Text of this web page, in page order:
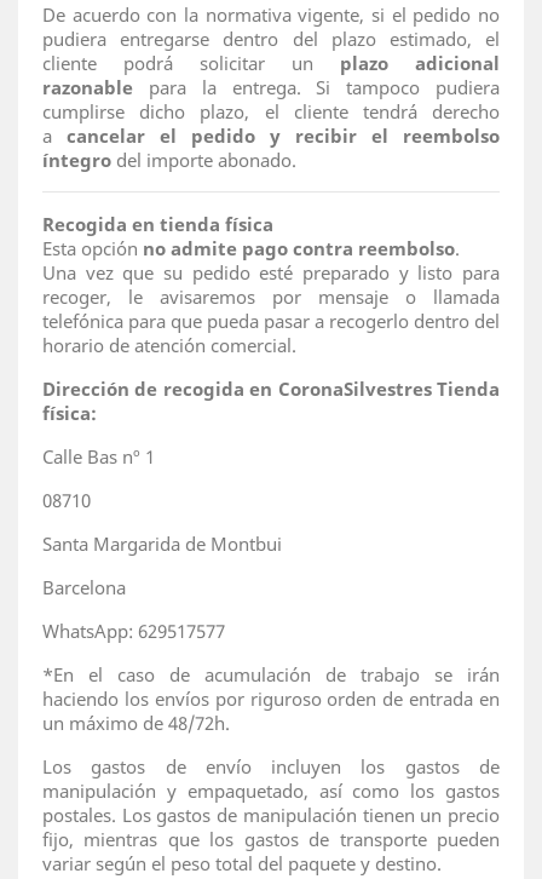
De acuerdo con la normativa vigente, si el pedido no
pudiera entregarse dentro del plazo estimado, el
cliente podrá solicitar un plazo adicional
razonable para la entrega. Si tampoco pudiera
cumplirse dicho plazo, el cliente tendrá derecho
a cancelar el pedido y recibir el reembolso
íntegro del importe abonado.
Recogida en tienda física
Esta opción no admite pago contra reembolso.
Una vez que su pedido esté preparado y listo para
recoger, le avisaremos por mensaje o llamada
telefónica para que pueda pasar a recogerlo dentro del
horario de atención comercial.
Dirección de recogida en CoronaSilvestres Tienda
física:
Calle Bas nº 1
08710
Santa Margarida de Montbui
Barcelona
WhatsApp: 629517577
*En el caso de acumulación de trabajo se irán
haciendo los envíos por riguroso orden de entrada en
un máximo de 48/72h.
Los gastos de envío incluyen los gastos de
manipulación y empaquetado, así como los gastos
postales. Los gastos de manipulación tienen un precio
fijo, mientras que los gastos de transporte pueden
variar según el peso total del paquete y destino.